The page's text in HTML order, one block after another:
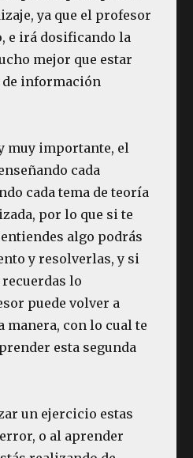
ya que el profesor
e irá dosificando la
mejor que estar
información
muy importante, el
cada
cada tema de teoría
por lo que si te
algo podrás
y resolverlas, y si
lo
puede volver a
manera, con lo cual te
esta segunda
un ejercicio estas
o al aprender